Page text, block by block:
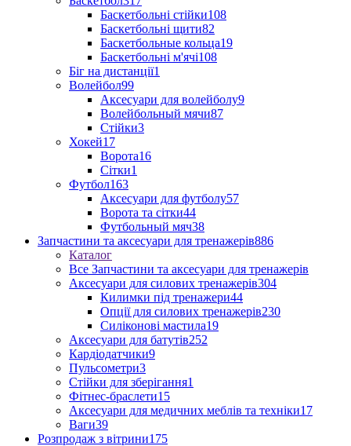
Баскетбольні стійки108
Баскетбольні щити82
Баскетбольные кольца19
Баскетбольні м'ячі108
Біг на дистанції1
Волейбол99
Аксесуари для волейболу9
Волейбольный мячи87
Стійки3
Хокей17
Ворота16
Сітки1
Футбол163
Аксесуари для футболу57
Ворота та сітки44
Футбольный мяч38
Запчастини та аксесуари для тренажерів886
Каталог
Все Запчастини та аксесуари для тренажерів
Аксесуари для силових тренажерів304
Килимки під тренажери44
Опції для силових тренажерів230
Силіконові мастила19
Аксесуари для батутів252
Кардіодатчики9
Пульсометри3
Стійки для зберігання1
Фітнес-браслети15
Аксесуари для медичних меблів та техніки17
Ваги39
Розпродаж з вітрини175